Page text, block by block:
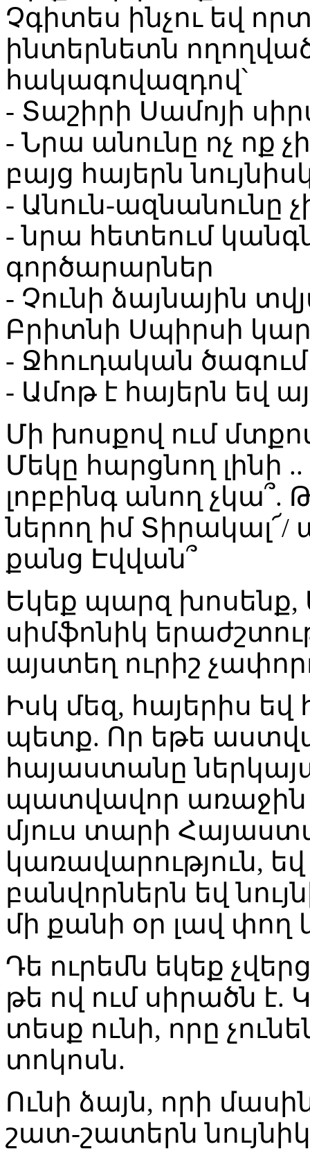
Չգիտես ինչու եվ
ինտերնետն
հակագովազդով՝
- Տաշիրի Սամոյի
- Նրա անունը ոչ ոք
բայց հայերն
- Անուն-ազնանունը
- նրա հետեում
գործարարներ
- Չունի ձայնային
Բրիտնի Սպիրսի
- Ջհուդական ծագում
- Ամոթ է հայերն եվ
Մի խոսքով ում
Մեկը հարցնող լինի
լոբբինգ անող չկա՞.
ներող իմ Տիրակալ՜/
քանց Էվվան՞
Եկեք պարզ խոսենք,
սիմֆոնիկ
այստեղ ուրիշ
Իսկ մեզ, հայերիս
պետք. Որ եթե
հայաստանը
պատվավոր առաջին
մյուս տարի
կառավարություն,
բանվորներն եվ
մի քանի օր լավ
Դե ուրեմն եկեք
թե ով ում սիրածն է.
տեսք ունի, որը
տոկոսն.
Ունի ձայն, որի
շատ-շատերն